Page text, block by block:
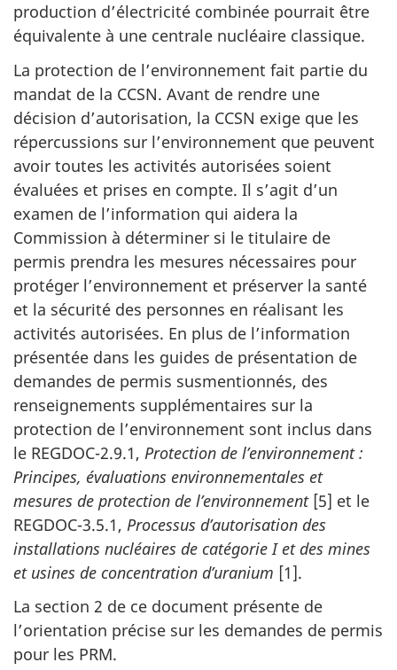
production d’électricité combinée pourrait être
équivalente à une centrale nucléaire classique.
La protection de l’environnement fait partie du
mandat de la CCSN. Avant de rendre une
décision d’autorisation, la CCSN exige que les
répercussions sur l’environnement que peuvent
avoir toutes les activités autorisées soient
évaluées et prises en compte. Il s’agit d’un
examen de l’information qui aidera la
Commission à déterminer si le titulaire de
permis prendra les mesures nécessaires pour
protéger l’environnement et préserver la santé
et la sécurité des personnes en réalisant les
activités autorisées. En plus de l’information
présentée dans les guides de présentation de
demandes de permis susmentionnés, des
renseignements supplémentaires sur la
protection de l’environnement sont inclus dans
le REGDOC-2.9.1, Protection de l’environnement :
Principes, évaluations environnementales et
mesures de protection de l’environnement[5] et le
REGDOC-3.5.1, Processus d’autorisation des
installations nucléaires de catégorie I et des mines
et usines de concentration d’uranium [1].
La section 2 de ce document présente de
l’orientation précise sur les demandes de permis
pour les PRM.